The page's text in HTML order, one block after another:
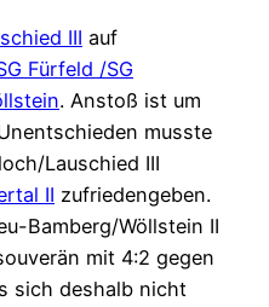
III auf
Fürfeld /SG
. Anstoß ist um
musste
Lauschied III
II zufriedengeben.
Bamberg/Wöllstein II
mit 4:2 gegen
sich deshalb nicht